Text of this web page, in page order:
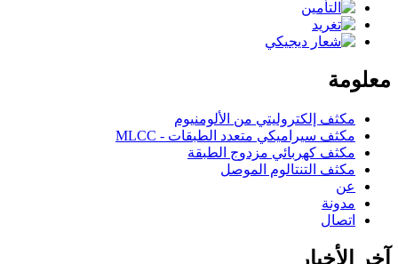
معلومة
مكثف إلكتروليتي من الألومنيوم
مكثف سيراميكي متعدد الطبقات - MLCC
مكثف كهربائي مزدوج الطبقة
مكثف التنتالوم الموصل
عن
مدونة
اتصال
آخر الأخبار